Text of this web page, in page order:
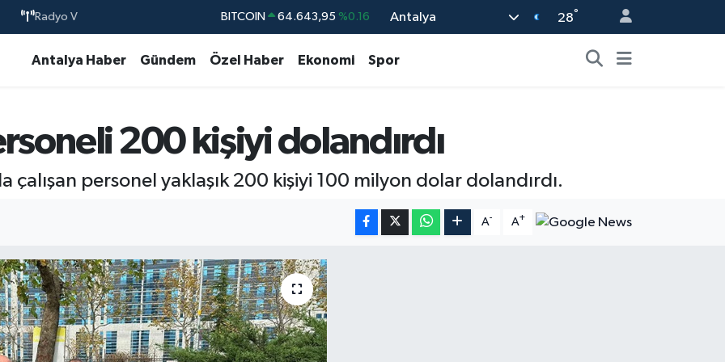
Radyo V BITCOIN 64.643,95 %0.16
GRAM ALTIN 6500.87 %0.12
BİST100
Antalya 28°
Antalya Haber Gündem Özel Haber Ekonomi Spor
200 kişiyi dolandırdı
çalışan personel yaklaşık 200 kişiyi 100 milyon dolar dolandırdı.
A- A+